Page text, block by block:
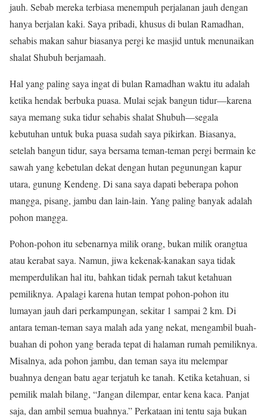
jauh. Sebab mereka terbiasa menempuh perjalanan jauh dengan
hanya berjalan kaki. Saya pribadi, khusus di bulan Ramadhan,
sehabis makan sahur biasanya pergi ke masjid untuk menunaikan
shalat Shubuh berjamaah.
Hal yang paling saya ingat di bulan Ramadhan waktu itu adalah
ketika hendak berbuka puasa. Mulai sejak bangun tidur—karena
saya memang suka tidur sehabis shalat Shubuh—segala
kebutuhan untuk buka puasa sudah saya pikirkan. Biasanya,
setelah bangun tidur, saya bersama teman-teman pergi bermain ke
sawah yang kebetulan dekat dengan hutan pegunungan kapur
utara, gunung Kendeng. Di sana saya dapati beberapa pohon
mangga, pisang, jambu dan lain-lain. Yang paling banyak adalah
pohon mangga.
Pohon-pohon itu sebenarnya milik orang, bukan milik orangtua
atau kerabat saya. Namun, jiwa kekenak-kanakan saya tidak
memperdulikan hal itu, bahkan tidak pernah takut ketahuan
pemiliknya. Apalagi karena hutan tempat pohon-pohon itu
lumayan jauh dari perkampungan, sekitar 1 sampai 2 km. Di
antara teman-teman saya malah ada yang nekat, mengambil buah-
buahan di pohon yang berada tepat di halaman rumah pemiliknya.
Misalnya, ada pohon jambu, dan teman saya itu melempar
buahnya dengan batu agar terjatuh ke tanah. Ketika ketahuan, si
pemilik malah bilang, “Jangan dilempar, entar kena kaca. Panjat
saja, dan ambil semua buahnya.” Perkataan ini tentu saja bukan